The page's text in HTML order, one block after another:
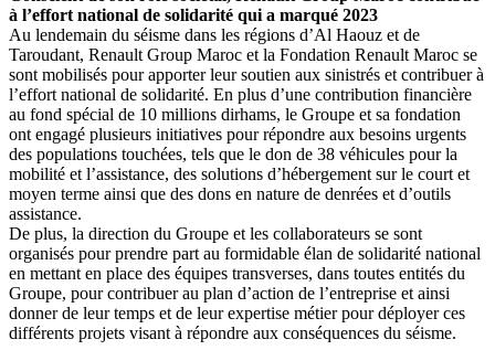
à l’effort national de solidarité qui a marqué 2023
Au lendemain du séisme dans les régions d’Al Haouz et de
Taroudant, Renault Group Maroc et la Fondation Renault Maroc se
sont mobilisés pour apporter leur soutien aux sinistrés et contribuer à
l’effort national de solidarité. En plus d’une contribution financière
au fond spécial de 10 millions dirhams, le Groupe et sa fondation
ont engagé plusieurs initiatives pour répondre aux besoins urgents
des populations touchées, tels que le don de 38 véhicules pour la
mobilité et l’assistance, des solutions d’hébergement sur le court et
moyen terme ainsi que des dons en nature de denrées et d’outils
assistance.
De plus, la direction du Groupe et les collaborateurs se sont
organisés pour prendre part au formidable élan de solidarité national
en mettant en place des équipes transverses, dans toutes entités du
Groupe, pour contribuer au plan d’action de l’entreprise et ainsi
donner de leur temps et de leur expertise métier pour déployer ces
différents projets visant à répondre aux conséquences du séisme.